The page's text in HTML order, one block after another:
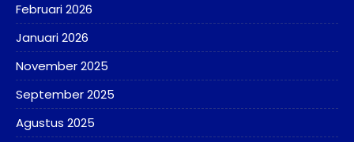
Februari 2026
Januari 2026
November 2025
September 2025
Agustus 2025